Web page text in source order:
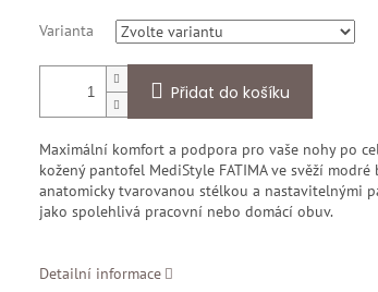
Varianta
Přidat do košíku
Maximální komfort a podpora pro vaše nohy po
kožený pantofel MediStyle FATIMA ve svěží modré
anatomicky tvarovanou stélkou a nastavitelnými
jako spolehlivá pracovní nebo domácí obuv.
Detailní informace